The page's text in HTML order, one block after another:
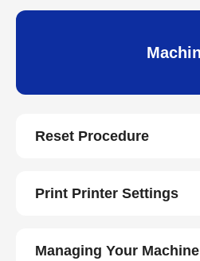
Reset Procedure
Print Printer Settings
Managing Your